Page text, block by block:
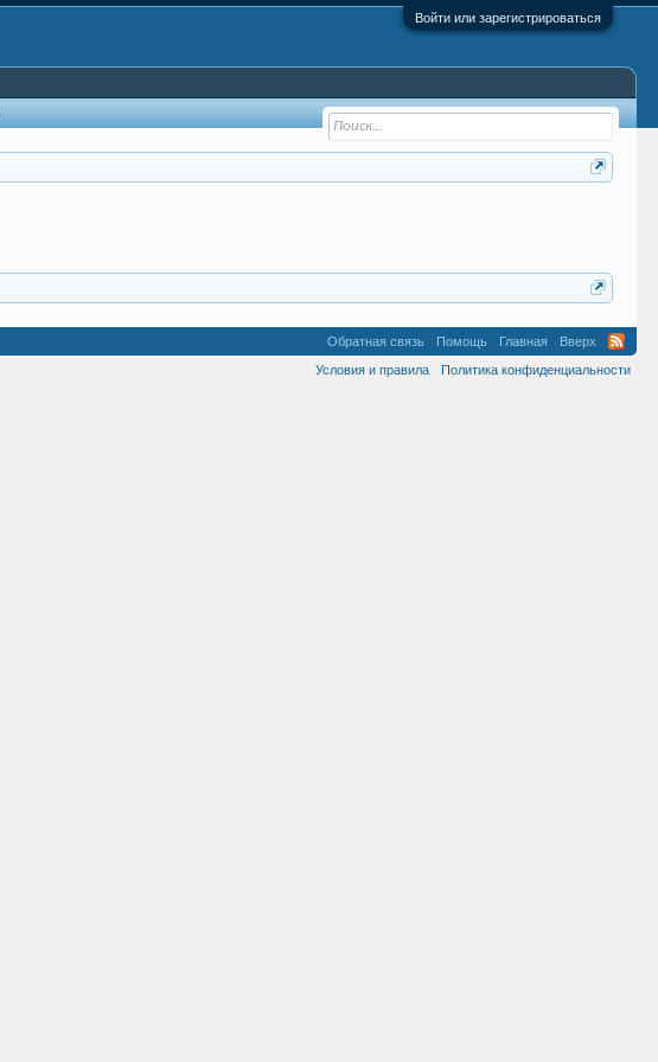
Войти или зарегистрироваться
Обратная связь Помощь Главная
Вверх
Условия и правила
Политика конфиденциальности